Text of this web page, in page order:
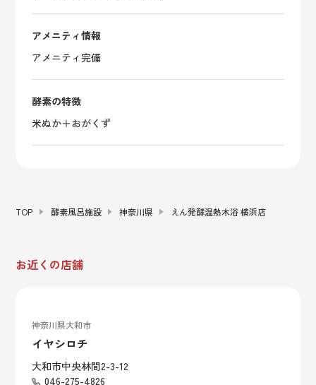
アメニティ情報
アメニティ完備
酵素の特徴
米ぬか＋おがくず
TOP 酵素風呂施設 神奈川県 えん発酵温熱木浴 横浜店
お近くの店舗
神奈川県大和市
イヤシロチ
大和市中央林間2-3-12
046-275-4826